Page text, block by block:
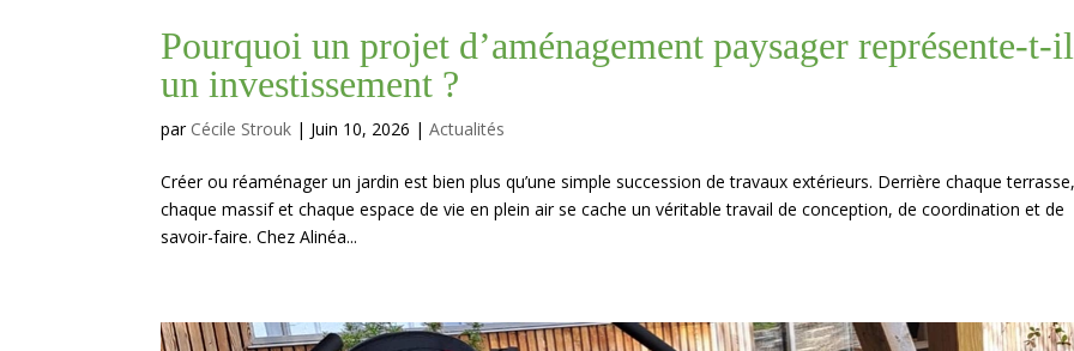
Pourquoi un projet d’aménagement paysager représente-t-il
un investissement ?
par Cécile Strouk | Juin 10, 2026 |Actualités
Créer ou réaménager un jardin est bien plus qu’une simple succession de travaux extérieurs. Derrière chaque
chaque massif et chaque espace de vie en plein air se cache un véritable travail de conception, de coordination et de
savoir-faire. Chez Alinéa...